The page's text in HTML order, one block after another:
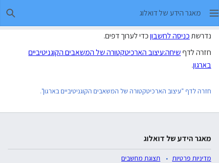
מאגר הידע של דואלוג
נדרשתכניסה לחשבוןכדי לערוך דפים.
חזרה לדףשיחה:עיצוב הארכיטקטורה של המשאבים הקוגניטיביים
בארגון.
חזרה לדף "עיצוב הארכיטקטורה של המשאבים הקוגניטיביים בארגון".
מאגר הידע של דואלוג
מדיניות פרטיות תצוגת מחשבים